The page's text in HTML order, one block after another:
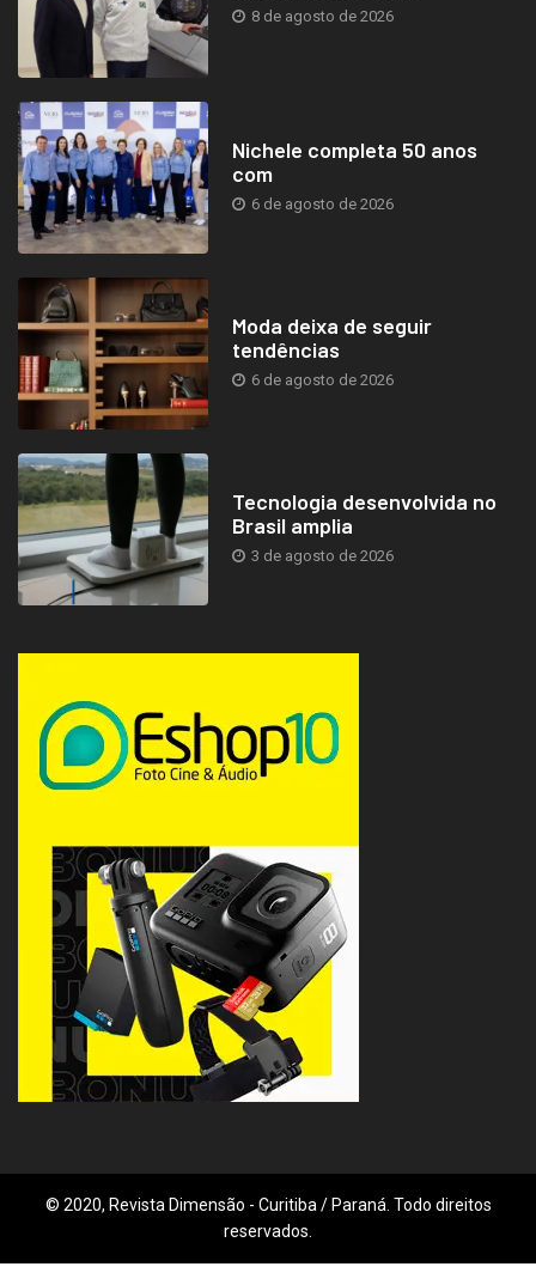
8 de agosto de 2026
Nichele completa 50 anos
com
6 de agosto de 2026
Moda deixa de seguir
tendências
6 de agosto de 2026
Tecnologia desenvolvida no
Brasil amplia
3 de agosto de 2026
© 2020, Revista Dimensão - Curitiba / Paraná. Todo direitos
reservados.